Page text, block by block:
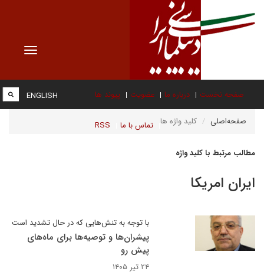
Toggle
صفحه نخست درباره ما عضویت پیوند ها
تماس با ما RSS
ENGLISH
صفحه‌اصلی کلید واژه ها
مطالب مرتبط با کلید واژه
ایران امریکا
با توجه به تنش‌هایی که در حال تشدید است
پیشران‌ها و توصیه‌ها برای ماه‌های
پیش رو
۲۴ تیر ۱۴۰۵